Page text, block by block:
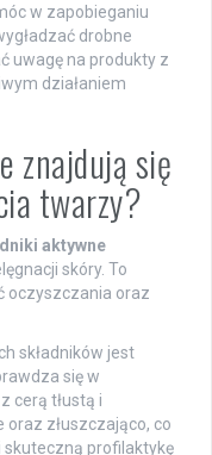
w zapobieganiu
drobne
uwagę na produkty z
działaniem
znajdują się
twarzy?
aktywne
skóry. To
oczyszczania oraz
składników jest
się w
cerą tłustą i
złuszczająco, co
skuteczną profilaktykę